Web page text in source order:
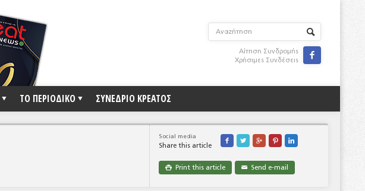
Αίτηση Συνδρομής
Χρήσιμες Συνδέσεις

ΤΟ ΠΕΡΙΟΔΙΚΟ ΣΥΝΕΔΡΙΟ ΚΡΕΑΤΟΣ
Social media
Share this article
    
 Print this article ✉ Send e-mail